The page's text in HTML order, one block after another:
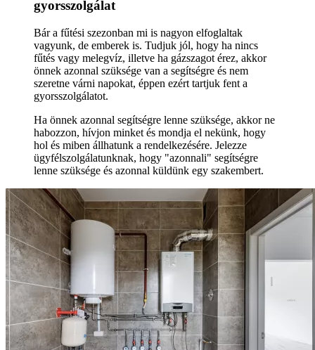
gyorsszolgálat
Bár a fűtési szezonban mi is nagyon elfoglaltak
vagyunk, de emberek is. Tudjuk jól, hogy ha nincs
fűtés vagy melegvíz, illetve ha gázszagot érez, akkor
önnek azonnal szüksége van a segítségre és nem
szeretne várni napokat, éppen ezért tartjuk fent a
gyorsszolgálatot.
Ha önnek azonnal segítségre lenne szüksége, akkor ne
habozzon, hívjon minket és mondja el nekünk, hogy
hol és miben állhatunk a rendelkezésére. Jelezze
ügyfélszolgálatunknak, hogy "azonnali" segítségre
lenne szüksége és azonnal küldünk egy szakembert.